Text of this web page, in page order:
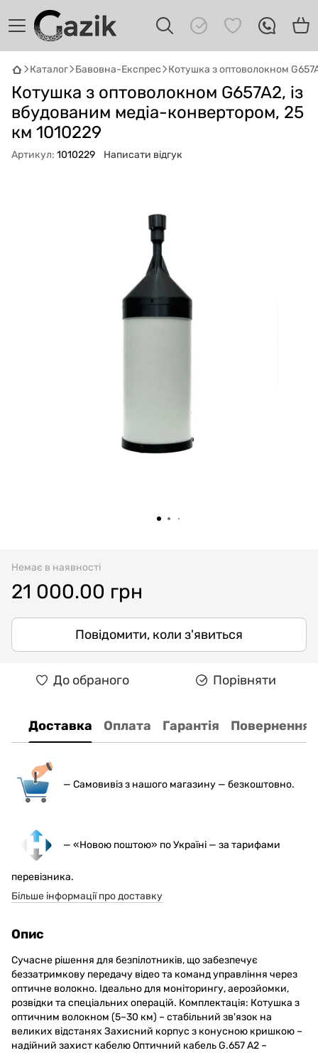
Каталог Бавовна-Експрес Котушка з оптоволокном
Котушка з оптоволокном G657A2, із
вбудованим медіа-конвертором, 25
км 1010229
Артикул: 1010229 Написати відгук
Немає в наявності
21 000.00 грн
Повідомити, коли з'явиться
До обраного Порівняти
Доставка Оплата Гарантія Повернення
— Самовивіз з нашого магазину — безкоштовно.
— «Новою поштою» по Україні — за тарифами
перевізника.
Більше інформації про доставку
Опис
Сучасне рішення для безпілотників, що забезпечує
беззатримкову передачу відео та команд управління через
оптичне волокно. Ідеально для моніторингу, аерозйомки,
розвідки та спеціальних операцій. Комплектація: Котушка з
оптичним волокном (5–30 км) – стабільний зв'язок на
великих відстанях Захисний корпус з конусною кришкою –
надійний захист кабелю Оптичний кабель G.657 A2 –
GAZIKAI
Онлайн · пошук техніки
Привіт! 👋 Я Gazik AI — допоможу
підібрати вживану комп'ютерну техніку.
Що шукаєш?